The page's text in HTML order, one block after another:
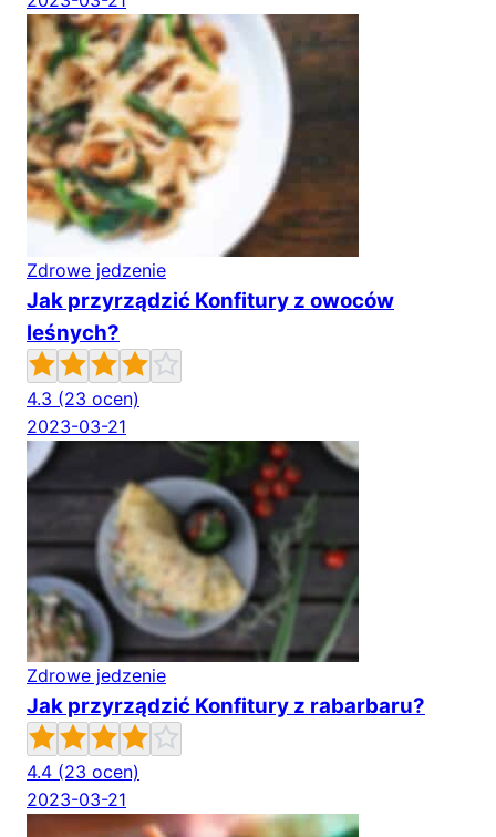
Zdrowe jedzenie
Jak przyrządzić Konfitury z owoców
leśnych?
4.3 (23 ocen)
2023-03-21
Zdrowe jedzenie
Jak przyrządzić Konfitury z rabarbaru?
4.4 (23 ocen)
2023-03-21